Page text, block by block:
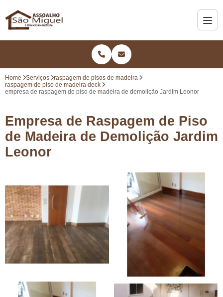
Home Serviços
raspagem de pisos de madeira
raspagem de piso de madeira deck
empresa de raspagem de piso de madeira de demolição Jardim Leonor
Empresa de Raspagem de Piso
de Madeira de Demolição Jardim
Leonor